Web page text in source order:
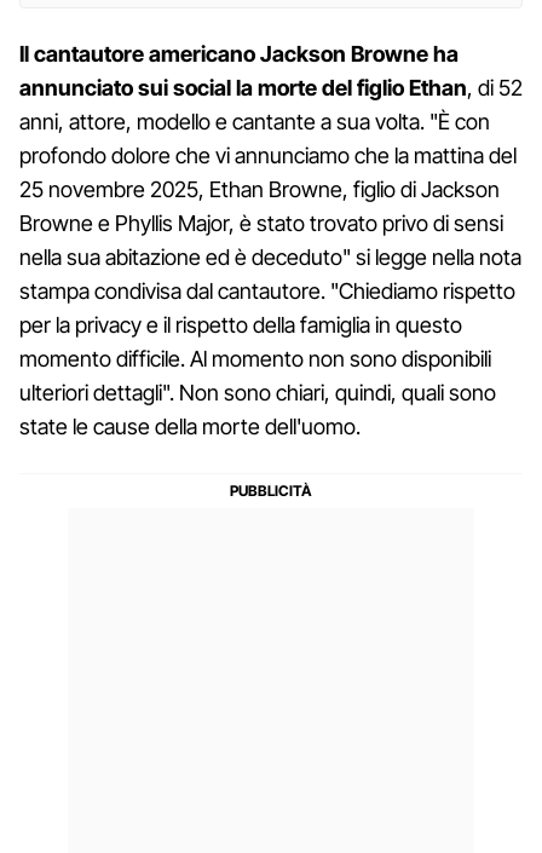
Il cantautore americano Jackson Browne ha
annunciato sui social la morte del figlio Ethan, di 52
anni, attore, modello e cantante a sua volta. "È con
profondo dolore che vi annunciamo che la mattina del
25 novembre 2025, Ethan Browne, figlio di Jackson
Browne e Phyllis Major, è stato trovato privo di sensi
nella sua abitazione ed è deceduto" si legge nella nota
stampa condivisa dal cantautore. "Chiediamo rispetto
per la privacy e il rispetto della famiglia in questo
momento difficile. Al momento non sono disponibili
ulteriori dettagli". Non sono chiari, quindi, quali sono
state le cause della morte dell'uomo.